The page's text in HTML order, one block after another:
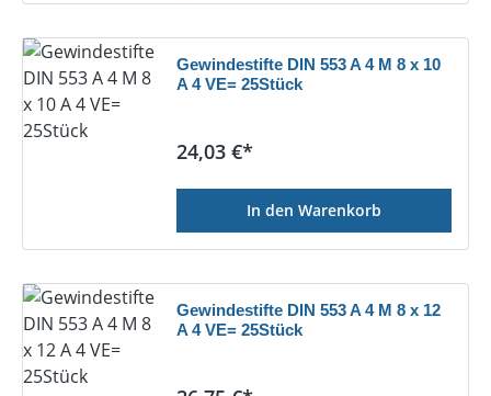
Gewindestifte DIN 553 A 4 M 8 x 10
A 4 VE= 25Stück
Regulärer Preis:
24,03 €*
In den Warenkorb
Gewindestifte DIN 553 A 4 M 8 x 12
A 4 VE= 25Stück